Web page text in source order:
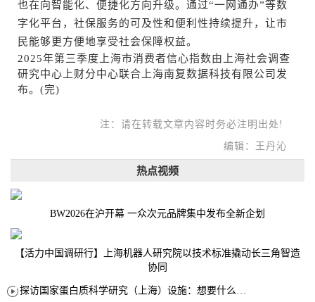
也在向智能化、便捷化方向升级。通过“一网通办”等数
字化平台，社保服务的可及性和便利性持续提升，让市
民能够更方便地享受社会保障权益。
2025年第三季度上海市消费者信心指数由上海社会调查
研究中心上财分中心联合上海南复数据科技有限公司发
布。(完)
注：请在转载文章内容时务必注明出处!
编辑：王丹沁
热点视频
BW2026在沪开幕 一众次元品牌集中发布全新企划
【活力中国调研行】上海机器人研究院以技术标准撬动长三角智造
协同
探访国家蛋白质科学研究（上海）设施：想要什么蛋白 AI直接设计合成